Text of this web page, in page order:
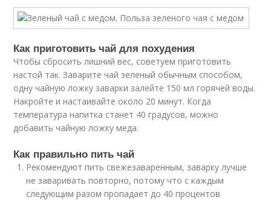
Как приготовить чай для похудения
Чтобы сбросить лишний вес, советуем приготовить
настой так. Заварите чай зеленый обычным способом,
одну чайную ложку заварки залейте 150 мл горячей воды.
Накройте и настаивайте около 20 минут. Когда
температура напитка станет 40 градусов, можно
добавить чайную ложку меда.
Как правильно пить чай
Рекомендуют пить свежезаваренным, заварку лучше
не заваривать повторно, потому что с каждым
следующим разом пропадает до 40 процентов